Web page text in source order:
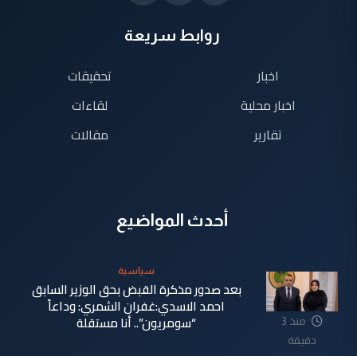
روابط سريعة
اخبار
اخبار محلية
تقارير
تحقيقات
لقاءات
مقالات
أحدث المواضيع
منذ 3
دقيقة
سياسية
بعد صدور مذكرة القبض بحق الوزير السابق
احمد الاسدي:غفران الشمري: وداعاً
“سومريون”.. أنا مستقلة